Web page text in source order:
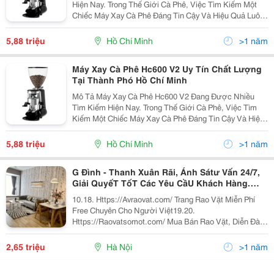
Hiện Nay. Trong Thế Giới Cà Phê, Việc Tìm Kiếm Một
Chiếc Máy Xay Cà Phê Đáng Tin Cậy Và Hiệu Quả Luôn
Là Một Ưu Tiên Hàng Đầu. Máy Xay Cà Phê Không Chỉ
Đơn Giản Là Công Cụ Để Xay Cà Phê Mà Còn Là Yếu...
5,88 triệu Hồ Chí Minh >1 năm
Máy Xay Cà Phê Hc600 V2 Uy Tín Chất Lượng
Tại Thành Phó Hồ Chí Minh
Mô Tả Máy Xay Cà Phê Hc600 V2 Đang Được Nhiều
Tìm Kiếm Hiện Nay. Trong Thế Giới Cà Phê, Việc Tìm
Kiếm Một Chiếc Máy Xay Cà Phê Đáng Tin Cậy Và Hiệu
Quả Luôn Là Một Ưu Tiên Hàng Đầu. Máy Xay Cà Phê
Không Chỉ Đơn Giản Là Công Cụ Để Xay Cà Phê...
5,88 triệu Hồ Chí Minh >1 năm
G Đình - Thanh Xuân Rãi, Ánh Sátư Vấn 24/7,
Giải QuyếT TốT Các Yêu CầU Khách Hàng.
Cho Gia Đình Bạn
10.18. Https://Avraovat.com/ Trang Rao Vặt Miễn Phí
Free Chuyên Cho Người Việt19.20.
Https://Raovatsomot.com/ Mua Bán Rao Vặt, Diễn Đàn
Rao Vặt Miễn Phí Đăng Tin Rao Vặt Dofollow21.
Http://Tructiep.vn/ Trang Web Đăng Tin Quảng Cáo Rao
Vặt Miễn Phí,...
2,65 triệu Hà Nội >1 năm